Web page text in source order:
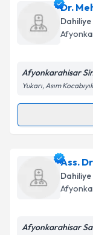
Uzm. Dr.
oluşturun.
takvim
Kişisel
Metni'ni
Dr.
Dahiliye
Afyonkarahisar
Yukarı, Asım
Randevu
Dr.
oluşturun.
takvim
Ass.
Dahiliye
Afyonkarahisar